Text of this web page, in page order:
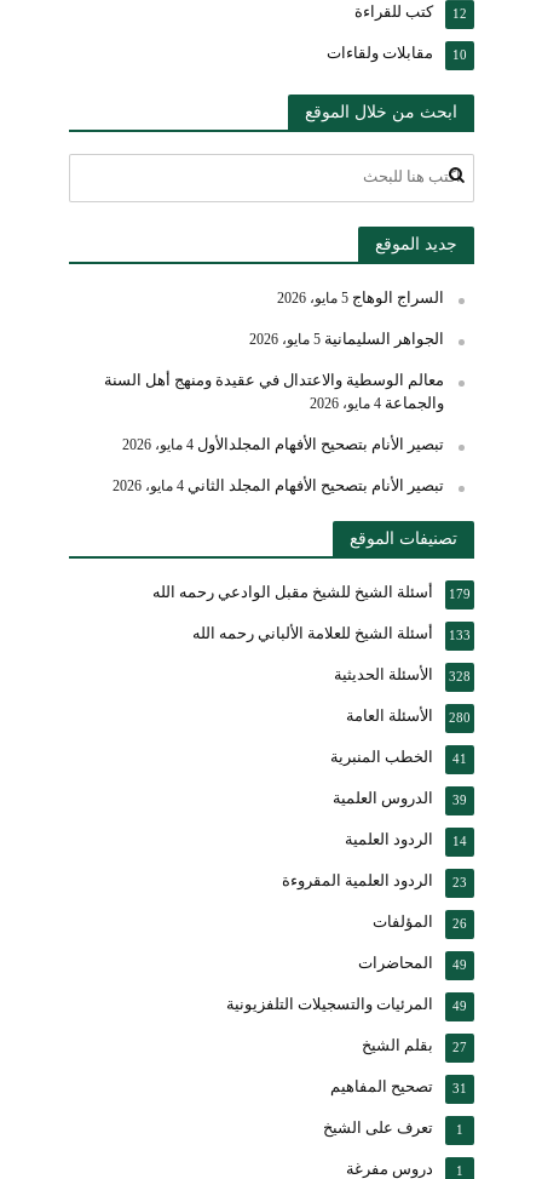
كتب للقراءة 12
مقابلات ولقاءات 10
ابحث من خلال الموقع
جديد الموقع
السراج الوهاج 5 مايو، 2026
الجواهر السليمانية 5 مايو، 2026
معالم الوسطية والاعتدال في عقيدة ومنهج أهل السنة
والجماعة 4 مايو، 2026
تبصير الأنام بتصحيح الأفهام المجلدالأول 4 مايو، 2026
تبصير الأنام بتصحيح الأفهام المجلد الثاني 4 مايو، 2026
تصنيفات الموقع
أسئلة الشيخ للشيخ مقبل الوادعي رحمه الله 179
أسئلة الشيخ للعلامة الألباني رحمه الله 133
الأسئلة الحديثية 328
الأسئلة العامة 280
الخطب المنبرية 41
الدروس العلمية 39
الردود العلمية 14
الردود العلمية المقروءة 23
المؤلفات 26
المحاضرات 49
المرئيات والتسجيلات التلفزيونية 49
بقلم الشيخ 27
تصحيح المفاهيم 31
تعرف على الشيخ 1
دروس مفرغة 1